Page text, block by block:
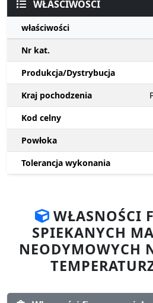
WŁAŚCIWOŚCI
właściwości
Nr kat.
Produkcja/Dystrybucja
Kraj pochodzenia
Kod celny
Powłoka
Tolerancja wykonania
WŁASNOŚCI
SPIEKANYCH
NEODYMOWYCH